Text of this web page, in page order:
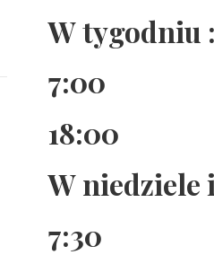
W tygodniu :
7:00
18:00
W niedziele
7:30